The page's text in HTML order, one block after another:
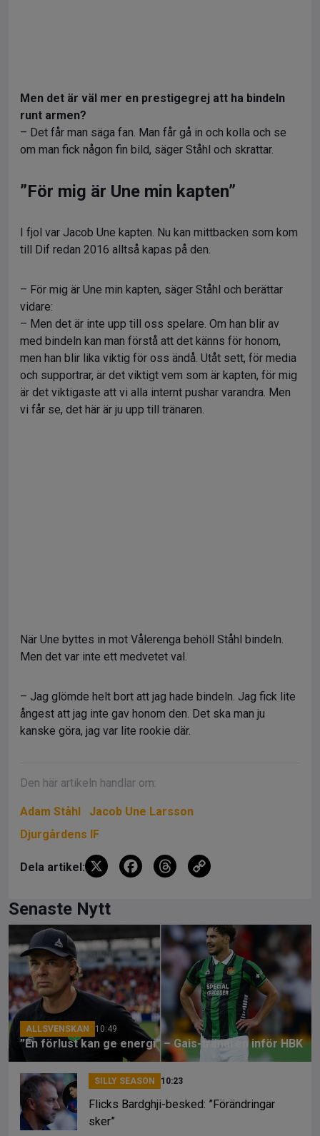
Men det är väl mer en prestigegrej att ha bindeln
runt armen?
– Det får man säga fan. Man får gå in och kolla och se
om man fick någon fin bild, säger Ståhl och skrattar.
”För mig är Une min kapten”
I fjol var Jacob Une kapten. Nu kan mittbacken som kom
till Dif redan 2016 alltså kapas på den.
– För mig är Une min kapten, säger Ståhl och berättar
vidare:
– Men det är inte upp till oss spelare. Om han blir av
med bindeln kan man förstå att det känns för honom,
men han blir lika viktig för oss ändå. Utåt sett, för media
och supportrar, är det viktigt vem som är kapten, för mig
är det viktigaste att vi alla internt pushar varandra. Men
vi får se, det här är ju upp till tränaren.
När Une byttes in mot Vålerenga behöll Ståhl bindeln.
Men det var inte ett medvetet val.
– Jag glömde helt bort att jag hade bindeln. Jag fick lite
ångest att jag inte gav honom den. Det ska man ju
kanske göra, jag var lite rookie där.
Den här artikeln handlar om:
Adam Ståhl
Jacob Une Larsson
Djurgårdens IF
Dela artikel: X
F
b
o
o
k
T
a
d
s
Li
n
k
Senaste Nytt
ALLSVENSKAN 10:49
”En förlust kan ge energi” – Gais-tränaren inför HBK
SILLY SEASON 10:23
Flicks Bardghji-besked: ”Förändringar
sker”